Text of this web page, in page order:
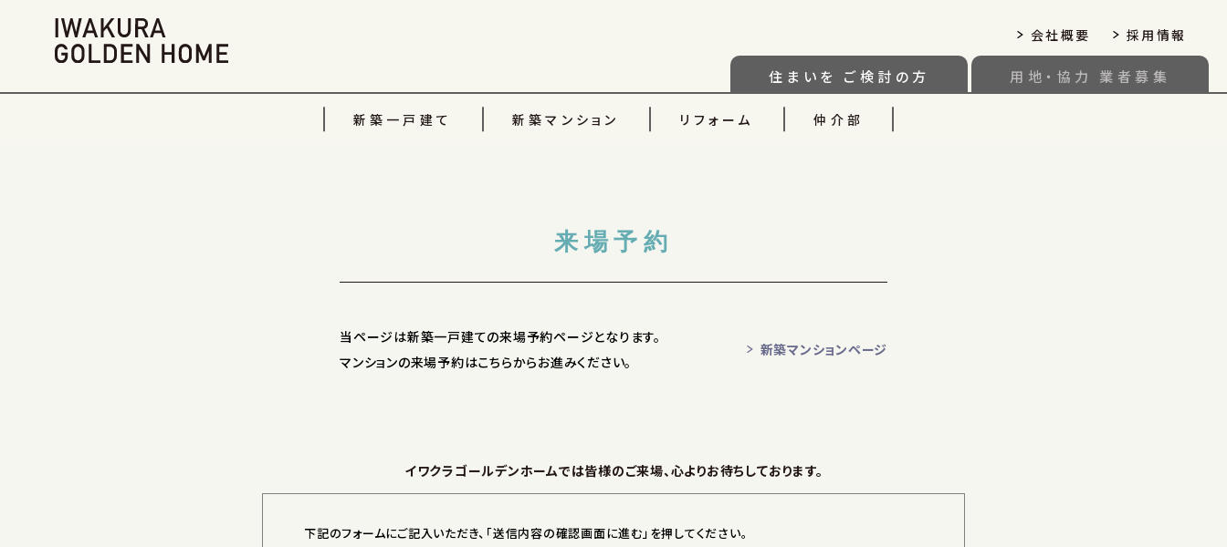
会社概要 採用情報
住まいを ご検討の方 用地・協力 業者募集
新築一戸建て 新築マンション リフォーム 仲介部
来場予約
当ページは新築一戸建ての来場予約ページとなります。
マンションの来場予約はこちらからお進みください。
新築マンションページ
イワクラゴールデンホームでは皆様のご来場、心よりお待ちしております。
下記のフォームにご記入いただき、「送信内容の確認画面に進む」を押してください。